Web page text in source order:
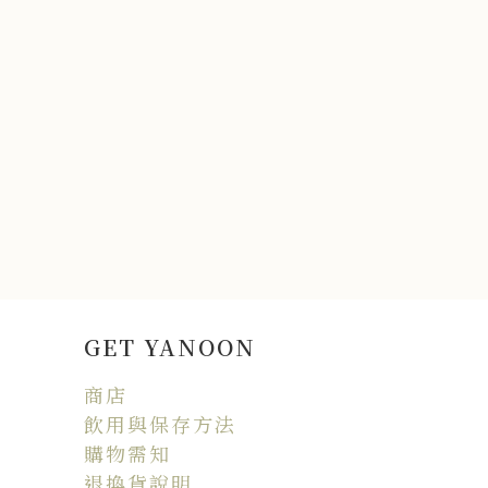
GET YANOON
商店
飲用與保存方法
購物需知